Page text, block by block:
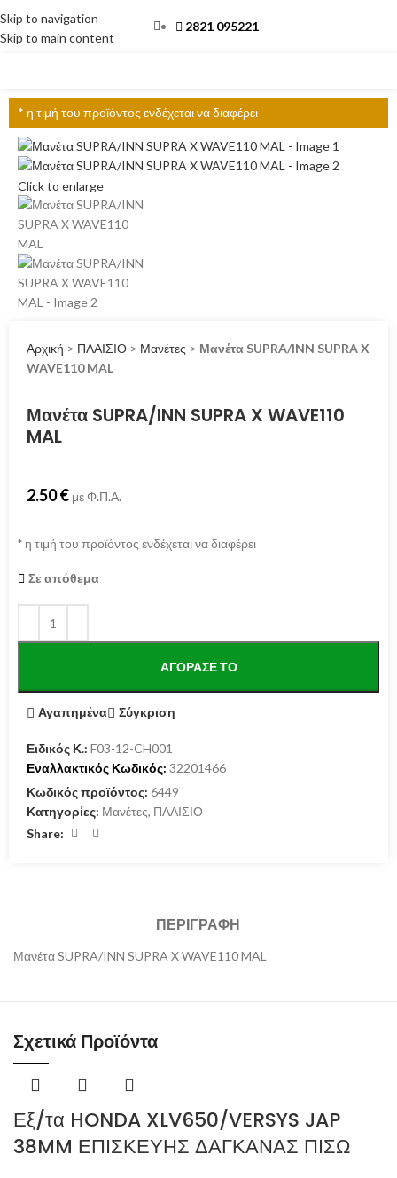
Skip to navigation
Skip to main content
2821 095221
* η τιμή του προϊόντος ενδέχεται να διαφέρει
Click to enlarge
Αρχική > ΠΛΑΙΣΙΟ > Μανέτες > Μανέτα SUPRA/INN SUPRA X
WAVE110 MAL
Μανέτα SUPRA/INN SUPRA X WAVE110
MAL
2.50€ με Φ.Π.Α.
*η τιμή του προϊόντος ενδέχεται να διαφέρει
Σε απόθεμα
ΑΓΌΡΑΣΕ ΤΟ
Αγαπημένα Σύγκριση
Ειδικός Κ.: F03-12-CH001
Εναλλακτικός Κωδικός: 32201466
Κωδικός προϊόντος: 6449
Κατηγορίες: Μανέτες, ΠΛΑΙΣΙΟ
Share:
ΠΕΡΙΓΡΑΦΉ
Μανέτα SUPRA/INN SUPRA X WAVE110 MAL
Σχετικά Προϊόντα
Εξ/τα HONDA XLV650/VERSYS JAP
38MM ΕΠΙΣΚΕΥΗΣ ΔΑΓΚΑΝΑΣ ΠΙΣΩ